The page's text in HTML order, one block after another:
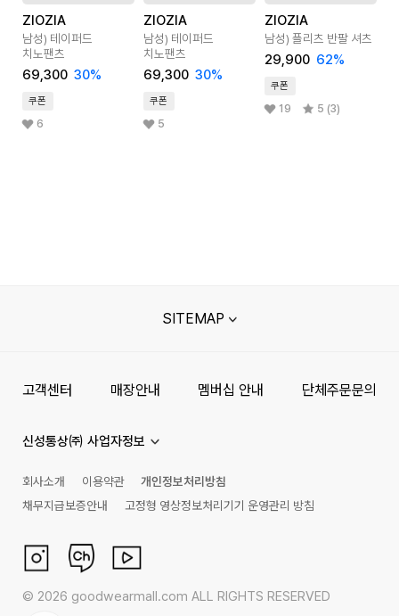
ZIOZIA
남성) 테이퍼드
치노팬츠
69,300 30%
쿠폰
6
ZIOZIA
남성) 테이퍼드
치노팬츠
69,300 30%
쿠폰
5
ZIOZIA
남성) 플리츠 반팔 셔츠
29,900 62%
쿠폰
19 5 (3)
SITEMAP
고객센터 매장안내 멤버십 안내 단체주문문의
신성통상㈜ 사업자정보
회사소개 이용약관
개인정보처리방침
채무지급보증안내
고정형 영상정보처리기기 운영관리 방침
© 2026 goodwearmall.com ALL RIGHTS RESERVED